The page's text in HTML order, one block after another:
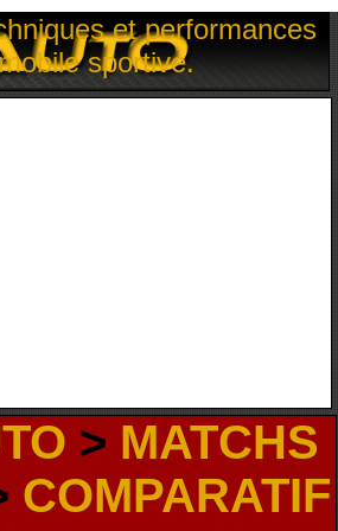
et performances
sportive.
> MATCHS
COMPARATIF